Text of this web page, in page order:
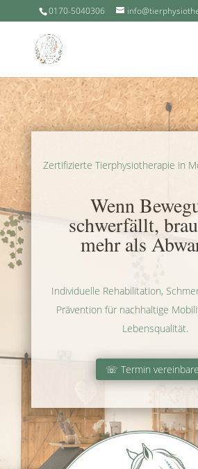
0170-5040306
Zertifizierte Tierphysiotherapie in
Wenn
schwerfällt,
mehr als
Individuelle Rehabilitation,
Prävention für nachhaltige
Lebensqualität.
☏ Termin